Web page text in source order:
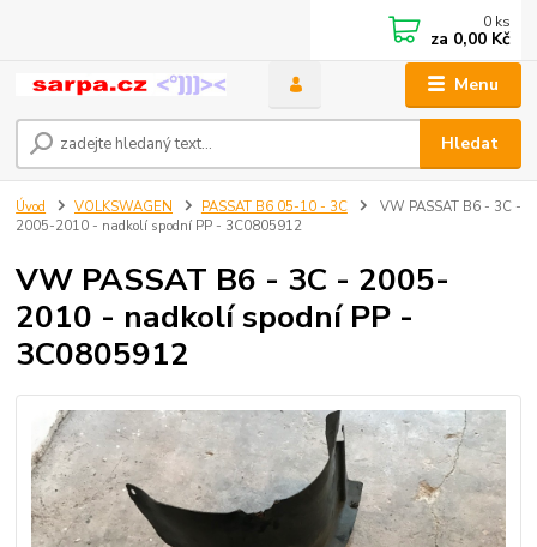
Menu
Hledat
0 ks
za 0,00 Kč
Úvod VOLKSWAGEN PASSAT B6 05-10 - 3C
VW PASSAT B6 - 3C -
2005-2010 - nadkolí spodní PP - 3C0805912
VW PASSAT B6 - 3C - 2005-
2010 - nadkolí spodní PP -
3C0805912